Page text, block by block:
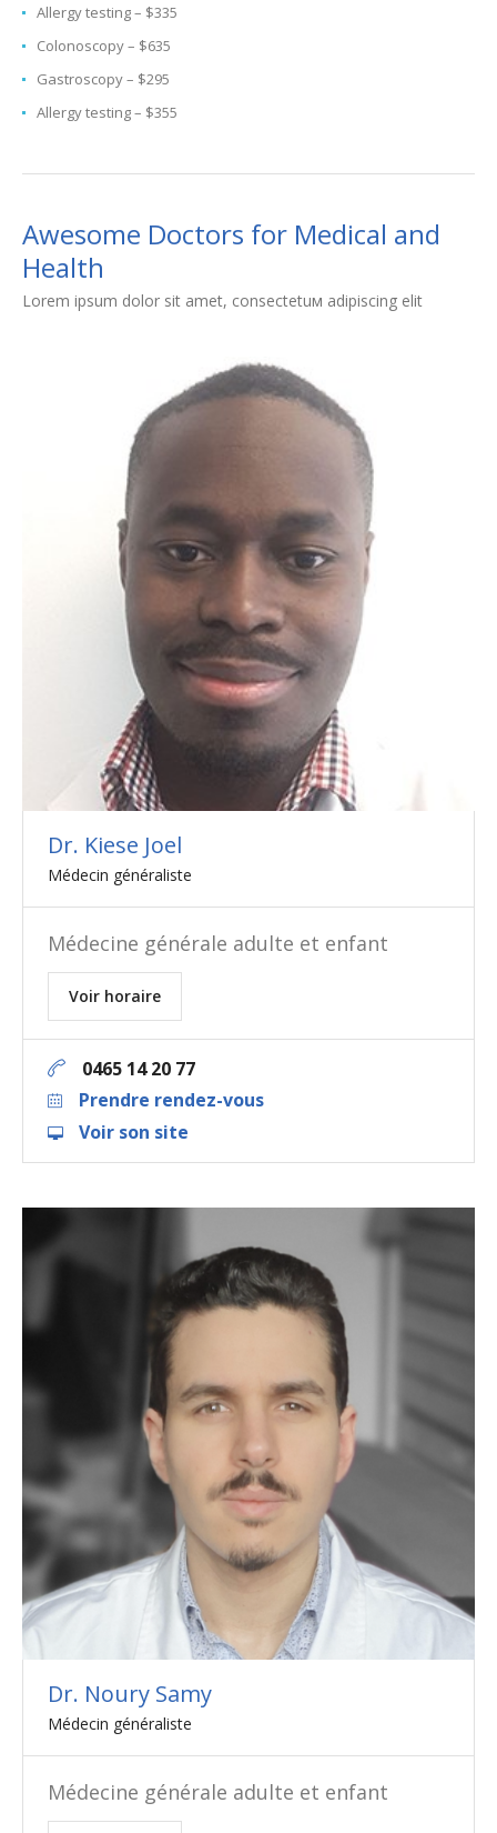
Allergy testing – $335
Colonoscopy – $635
Gastroscopy – $295
Allergy testing – $355
Awesome Doctors for Medical and
Health
Lorem ipsum dolor sit amet, consectetuм adipiscing elit
Dr. Kiese Joel
Médecin généraliste
Médecine générale adulte et enfant
Voir horaire
0465 14 20 77
Prendre rendez-vous
Voir son site
Dr. Noury Samy
Médecin généraliste
Médecine générale adulte et enfant